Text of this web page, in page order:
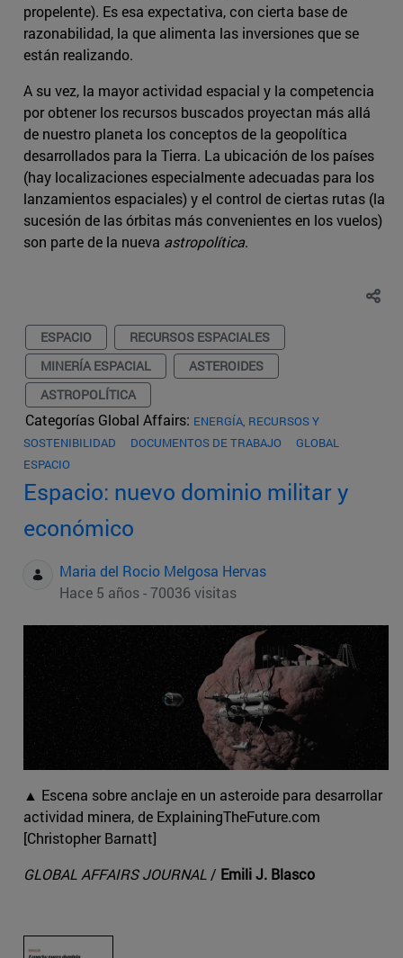
propelente). Es esa expectativa, con cierta base de
razonabilidad, la que alimenta las inversiones que se
están realizando.
A su vez, la mayor actividad espacial y la competencia
por obtener los recursos buscados proyectan más allá
de nuestro planeta los conceptos de la geopolítica
desarrollados para la Tierra. La ubicación de los países
(hay localizaciones especialmente adecuadas para los
lanzamientos espaciales) y el control de ciertas rutas (la
sucesión de las órbitas más convenientes en los vuelos)
son parte de la nueva astropolítica.
ESPACIO
RECURSOS ESPACIALES
MINERÍA ESPACIAL
ASTEROIDES
ASTROPOLÍTICA
Categorías Global Affairs: ENERGÍA, RECURSOS Y
SOSTENIBILIDAD
DOCUMENTOS DE TRABAJO
GLOBAL
ESPACIO
Espacio: nuevo dominio militar y
económico
Maria del Rocio Melgosa Hervas
Hace 5 años - 70036 visitas
▲ Escena sobre anclaje en un asteroide para desarrollar
actividad minera, de ExplainingTheFuture.com
[Christopher Barnatt]
GLOBAL AFFAIRS JOURNAL/ Emili J. Blasco